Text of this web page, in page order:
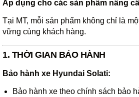
Áp dụng cho các sản phẩm nâng
Tại MT, mỗi sản phẩm không chỉ là
vững cùng khách hàng.
1. THỜI GIAN BẢO HÀNH
Bảo hành xe Hyundai Solati:
Bảo hành xe theo chính sách bảo